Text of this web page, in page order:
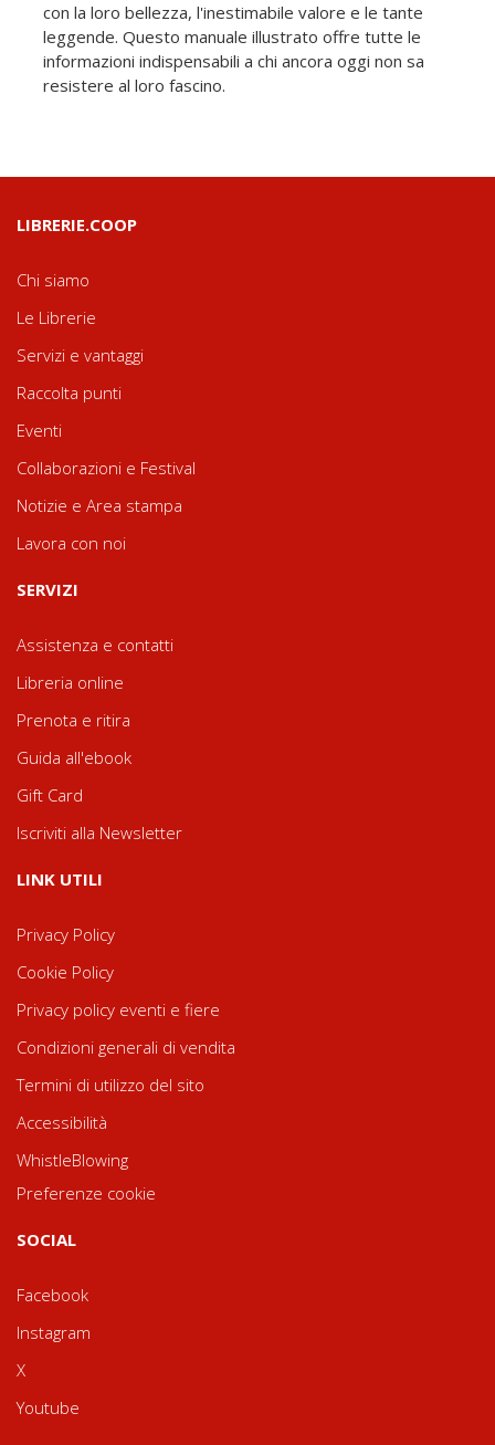
con la loro bellezza, l'inestimabile valore e le tante
leggende. Questo manuale illustrato offre tutte le
informazioni indispensabili a chi ancora oggi non sa
resistere al loro fascino.
LIBRERIE.COOP
Chi siamo
Le Librerie
Servizi e vantaggi
Raccolta punti
Eventi
Collaborazioni e Festival
Notizie e Area stampa
Lavora con noi
SERVIZI
Assistenza e contatti
Libreria online
Prenota e ritira
Guida all'ebook
Gift Card
Iscriviti alla Newsletter
LINK UTILI
Privacy Policy
Cookie Policy
Privacy policy eventi e fiere
Condizioni generali di vendita
Termini di utilizzo del sito
Accessibilità
WhistleBlowing
Preferenze cookie
SOCIAL
Facebook
Instagram
X
Youtube